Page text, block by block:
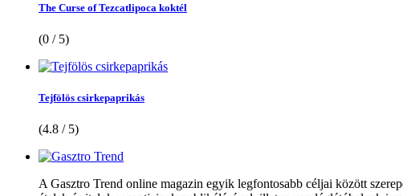
The Curse of Tezcatlipoca koktél
(0 / 5)
Tejfölös csirkepaprikás
(4.8 / 5)
A Gasztro Trend online magazin egyik legfontosabb céljai között